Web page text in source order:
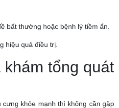
bất thường hoặc bệnh lý tiềm ẩn.
hiệu quả điều trị.
tổng quát
khỏe mạnh thì không cần gặp